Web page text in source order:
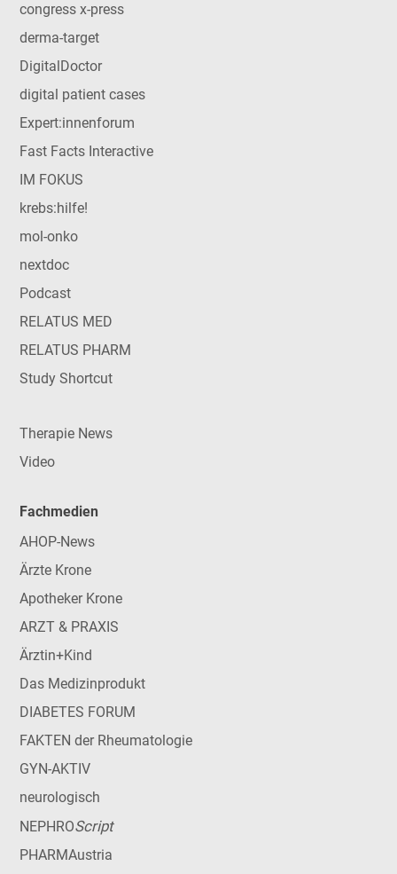
congress x-press
derma-target
DigitalDoctor
digital patient cases
Expert:innenforum
Fast Facts Interactive
IM FOKUS
krebs:hilfe!
mol-onko
nextdoc
Podcast
RELATUS MED
RELATUS PHARM
Study Shortcut
Therapie News
Video
Fachmedien
AHOP-News
Ärzte Krone
Apotheker Krone
ARZT & PRAXIS
Ärztin+Kind
Das Medizinprodukt
DIABETES FORUM
FAKTEN der Rheumatologie
GYN-AKTIV
neurologisch
NEPHROScript
PHARMAustria